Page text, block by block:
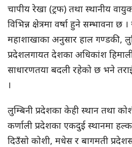
चापीय रेखा (ट्रफ) तथा स्थानीय
विभिन्न क्षेत्रमा वर्षा हुने सम्भावना
महाशाखाका अनुसार हाल गण्डकी,
प्रदेशलगायत देशका अधिकांश
साधारणतया बदली रहेको छ भने
।
लुम्बिनी प्रदेशका केही स्थान तथा
कर्णाली प्रदेशका एकदुई स्थानमा
दिउँसो कोशी, मधेस र बागमती